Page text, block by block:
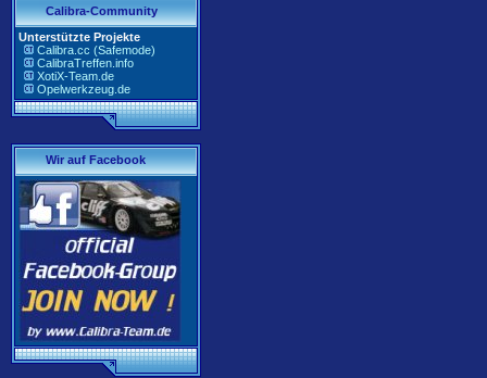
Calibra-Community
Unterstützte Projekte
Calibra.cc (Safemode)
CalibraTreffen.info
XotiX-Team.de
Opelwerkzeug.de
Wir auf Facebook